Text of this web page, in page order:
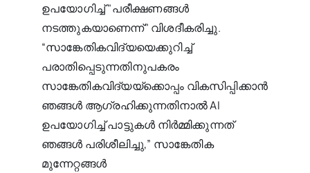
ഉപയോഗിച്ച് "പരീക്ഷണങ്ങൾ
നടത്തുകയാണെന്ന്" വിശദീകരിച്ചു.
“സാങ്കേതികവിദ്യയെക്കുറിച്ച്
പരാതിപ്പെടുന്നതിനുപകരം
സാങ്കേതികവിദ്യയ്‌ക്കൊപ്പം വികസിപ്പിക്കാൻ
ഞങ്ങൾ ആഗ്രഹിക്കുന്നതിനാൽ AI
ഉപയോഗിച്ച് പാട്ടുകൾ നിർമ്മിക്കുന്നത്
ഞങ്ങൾ പരിശീലിച്ചു,” സാങ്കേതിക
മുന്നേറ്റങ്ങൾ